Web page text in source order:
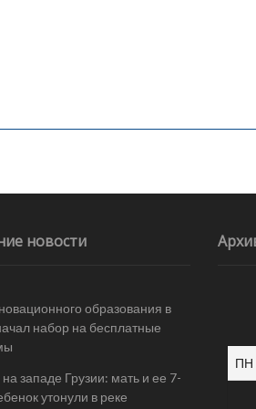
новости
образования в
набор на бесплатные
западе Грузии: мать и ее 7-
утонули в реке
ПН